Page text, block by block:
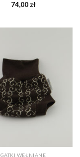
74,00zł
GATKI WEŁNIANE